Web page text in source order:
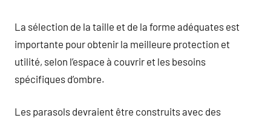
La sélection de la taille et de la forme adéquates est
importante pour obtenir la meilleure protection et
utilité, selon l’espace à couvrir et les besoins
spécifiques d’ombre.
Les parasols devraient être construits avec des